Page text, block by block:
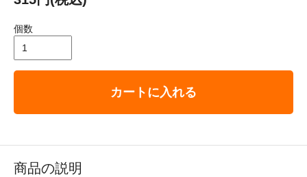
個数
カートに入れる
商品の説明